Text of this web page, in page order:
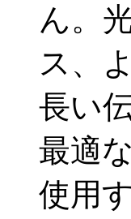
ん。
ス、
長い
最適
使用